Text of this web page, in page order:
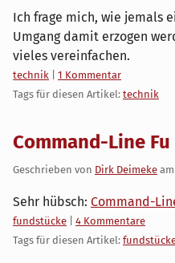
Ich frage mich, wie jemals
Umgang damit erzogen
vieles vereinfachen.
Kategorien:
technik
1 Kommentar
Tags für diesen Artikel: technik
Command-Line Fu
Geschrieben von Dirk Deimeke am
Sehr hübsch: Command-
Kategorien:
fundstücke
4 Kommentare
Tags für diesen Artikel: